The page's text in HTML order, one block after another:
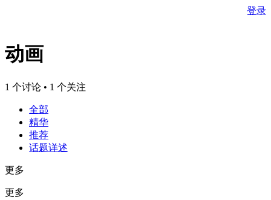
登录
动画
1 个讨论 • 1 个关注
全部
精华
推荐
话题详述
更多
更多